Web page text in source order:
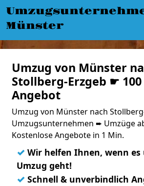
Münster
Umzug von Münster
Stollberg-Erzgeb ☛
Angebot
Umzug von Münster nach
Umzugsunternehmen ➨ Umzüge
Kostenlose Angebote in 1 Min.
✓ Wir helfen Ihnen, wenn
Umzug geht!
✓ Schnell & unverbindlich